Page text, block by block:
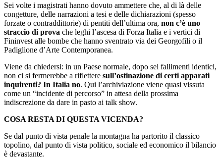
Sei volte i magistrati hanno dovuto ammettere che, al di là delle
congetture, delle narrazioni a tesi e delle dichiarazioni (spesso
forzate o contraddittorie) di pentiti dell’ultima ora, non c’è uno
straccio di prova che leghi l’ascesa di Forza Italia e i vertici di
Fininvest alle bombe che hanno sventrato via dei Georgofili o il
Padiglione d’Arte Contemporanea.
​Viene da chiedersi: in un Paese normale, dopo sei fallimenti identici,
non ci si fermerebbe a riflettere sull’ostinazione di certi apparati
inquirenti? In Italia no. Qui l’archiviazione viene quasi vissuta
come un “incidente di percorso” in attesa della prossima
indiscrezione da dare in pasto ai talk show.
​COSA RESTA DI QUESTA VICENDA?
​Se dal punto di vista penale la montagna ha partorito il classico
topolino, dal punto di vista politico, sociale ed economico il bilancio
è devastante.